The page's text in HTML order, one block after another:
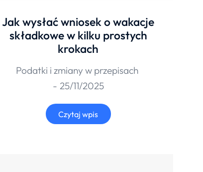
Jak wysłać wniosek o wakacje
składkowe w kilku prostych
krokach
Podatki i zmiany w przepisach
25/11/2025
Czytaj wpis